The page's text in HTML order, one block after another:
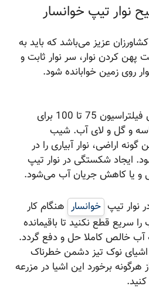
تیپ خوانسار
عزیز می‌باشد که باید به
کردن نوار، سر نوار ثابت و
زمین خوابانده شود.
نکته میزان توضیحات مش فیلتراسیون 75 تا 100 برای
و گل و لای آب. شیب
2% در این گونه اراضی، نوار آبیاری را در
شکستگی در نوار تیپ
یا کاهش جریان آب می‌شود.
تیپ خوانسار هنگام کار
قطع نکنید تا باقیمانده
خالص کاملا حل و دفع گردد.
نوک تیز دشمن خطرناک
برخورد این اشیا در مزرعه